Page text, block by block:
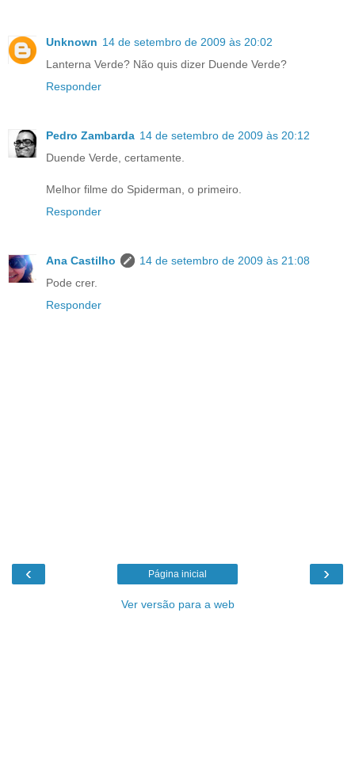
Unknown 14 de setembro de 2009 às 20:02
Lanterna Verde? Não quis dizer Duende Verde?
Responder
Pedro Zambarda 14 de setembro de 2009 às 20:12
Duende Verde, certamente.
Melhor filme do Spiderman, o primeiro.
Responder
Ana Castilho
14 de setembro de 2009 às 21:08
Pode crer.
Responder
‹ ›
Página inicial
Ver versão para a web